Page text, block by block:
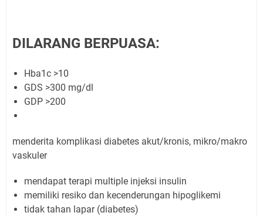
DILARANG BERPUASA:
Hba1c >10
GDS >300 mg/dl
GDP >200
menderita komplikasi diabetes akut/kronis, mikro/makro
vaskuler
mendapat terapi multiple injeksi insulin
memiliki resiko dan kecenderungan hipoglikemi
tidak tahan lapar (diabetes)